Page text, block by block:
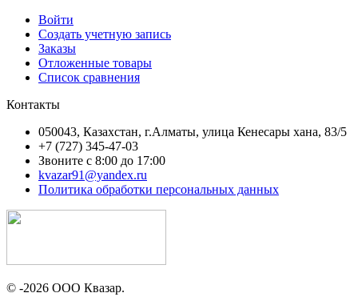
Войти
Создать учетную запись
Заказы
Отложенные товары
Список сравнения
Контакты
050043, Казахстан, г.Алматы, улица Кенесары хана, 83/5
+7 (727) 345-47-03
Звоните с 8:00 до 17:00
kvazar91@yandex.ru
Политика обработки персональных данных
© -2026 ООО Квазар.